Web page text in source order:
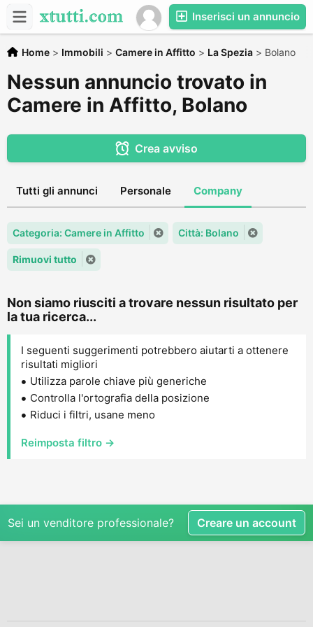
Inserisci un annuncio
Home > Immobili > Camere in Affitto > La Spezia > Bolano
Nessun annuncio trovato in
Camere in Affitto, Bolano
Crea avviso
Tutti gli annunci Personale Company
Categoria: Camere in Affitto Città: Bolano
Rimuovi tutto
Non siamo riusciti a trovare nessun risultato per
la tua ricerca...
I seguenti suggerimenti potrebbero aiutarti a ottenere
risultati migliori
Utilizza parole chiave più generiche
Controlla l'ortografia della posizione
Riduci i filtri, usane meno
Reimposta filtro →
Sei un venditore professionale? Creare un account